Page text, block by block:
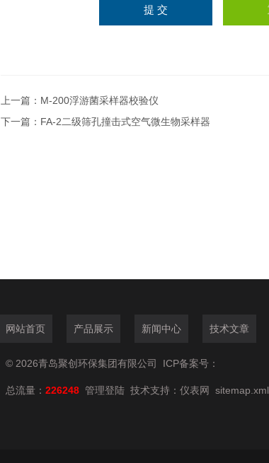
上一篇： M-200浮游菌采样器校验仪
下一篇： FA-2二级筛孔撞击式空气微生物采样器
网站首页 产品展示 新闻中心 技术文章
© 2026青岛聚创环保集团有限公司 ICP备案号：
总流量： 226248 管理登陆 技术支持： 仪表网 sitemap.xml